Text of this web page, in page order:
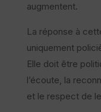
augmentent.
La réponse à
uniquement
Elle doit être
l’écoute, la
et le respect de